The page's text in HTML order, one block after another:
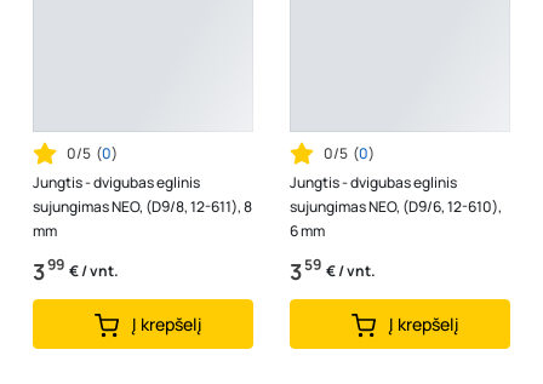
0/5 (0)
Jungtis - dvigubas eglinis
sujungimas NEO, (D9/8, 12-611), 8
mm
399 € / vnt.
Į krepšelį
0/5 (0)
Jungtis - dvigubas eglinis
sujungimas NEO, (D9/6, 12-610),
6 mm
359 € / vnt.
Į krepšelį